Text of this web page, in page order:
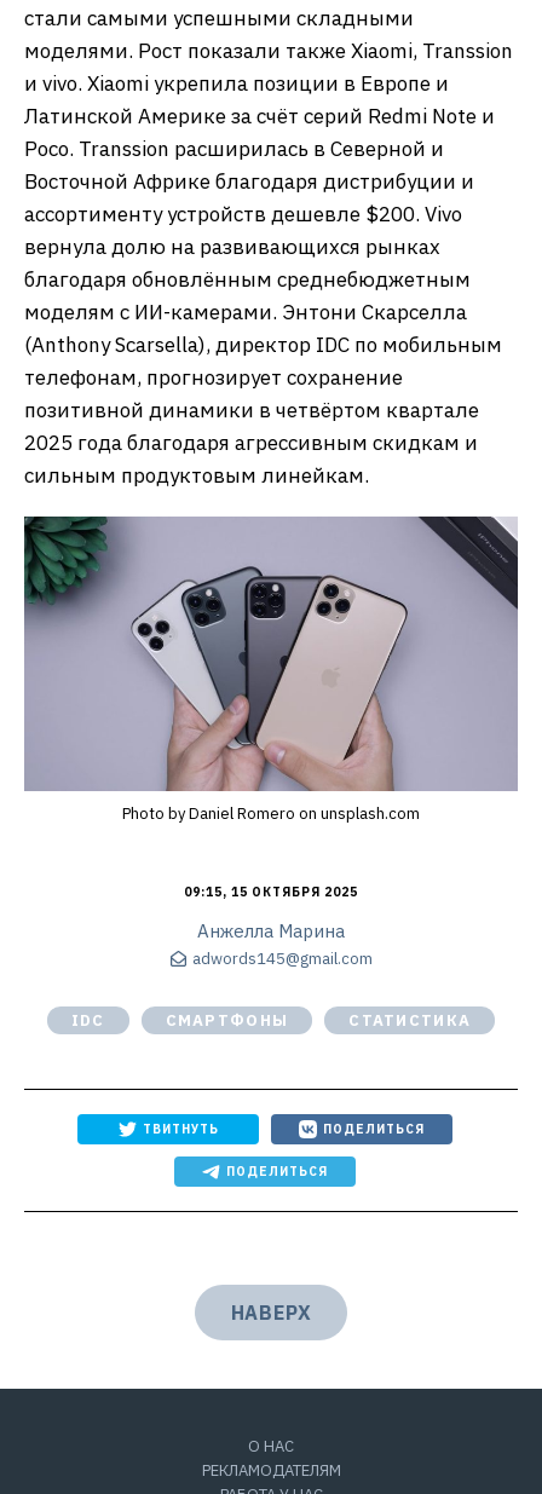
стали самыми успешными складными
моделями. Рост показали также Xiaomi, Transsion
и vivo. Xiaomi укрепила позиции в Европе и
Латинской Америке за счёт серий Redmi Note и
Poco. Transsion расширилась в Северной и
Восточной Африке благодаря дистрибуции и
ассортименту устройств дешевле $200. Vivo
вернула долю на развивающихся рынках
благодаря обновлённым среднебюджетным
моделям с ИИ-камерами. Энтони Скарселла
(Anthony Scarsella), директор IDC по мобильным
телефонам, прогнозирует сохранение
позитивной динамики в четвёртом квартале
2025 года благодаря агрессивным скидкам и
сильным продуктовым линейкам.
Photo by Daniel Romero on unsplash.com
09:15, 15 ОКТЯБРЯ 2025
Анжелла Марина
adwords145@gmail.com
IDC СМАРТФОНЫ СТАТИСТИКА
ТВИТНУТЬ ПОДЕЛИТЬСЯ
ПОДЕЛИТЬСЯ
НАВЕРХ
О НАС
РЕКЛАМОДАТЕЛЯМ